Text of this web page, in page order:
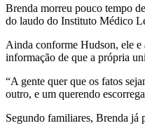
Brenda morreu pouco tempo
do laudo do Instituto Médico
Ainda conforme Hudson, ele e
informação de que a própria
“A gente quer que os fatos
outro, e um querendo
Segundo familiares, Brenda já